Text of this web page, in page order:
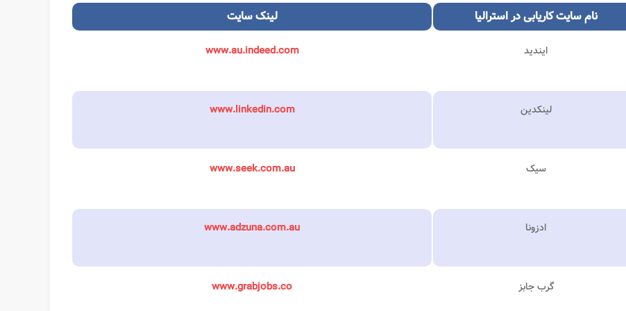
نامسایتکاریابی در استرالیا لینکسایت
ایندید www.au.indeed.com
لینکدین www.linkedin.com
سیک www.seek.com.au
ادزونا www.adzuna.com.au
گرب جابز www.grabjobs.co